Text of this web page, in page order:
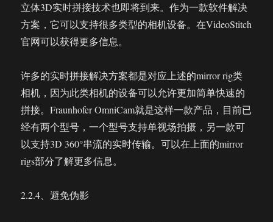
立体3D实时拼接技术也即将到来。作为一款软件解决
方案，它可以支持很多类型的相机设备。在VideoStitch
官网可以获得更多信息。
许多的实时拼接解决方案都是对应上述的mirror rig类
相机，因为此类相机的设备可以允许更加简单快速的
拼接。Fraunhofer OmniCam就是这样一款产品，目前已
经有两个型号，一个型号支持单视场拍摄，另一款可
以支持3D 360°串流的实时传输。可以在上面的mirror
rigs部分了解更多信息。
2.2.4、避免伪影